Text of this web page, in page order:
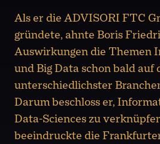
Als er die ADVISORI FTC
gründete, ahnte Boris
Auswirkungen die Themen
und Big Data schon bald auf
unterschiedlichster
Darum beschloss er,
Data-Sciences zu
beeindruckte die